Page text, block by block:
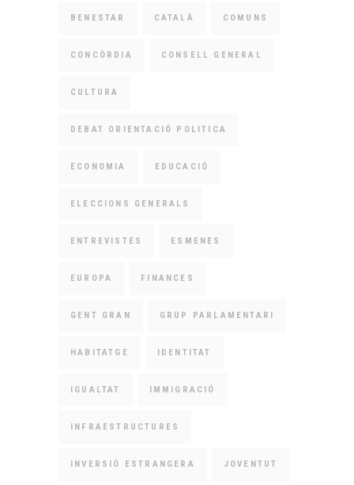
BENESTAR CATALÀ COMUNS
CONCÒRDIA CONSELL GENERAL
CULTURA
DEBAT ORIENTACIÓ POLITICA
ECONOMIA EDUCACIÓ
ELECCIONS GENERALS
ENTREVISTES ESMENES
EUROPA FINANCES
GENT GRAN GRUP PARLAMENTARI
HABITATGE IDENTITAT
IGUALTAT IMMIGRACIÓ
INFRAESTRUCTURES
INVERSIÓ ESTRANGERA JOVENTUT